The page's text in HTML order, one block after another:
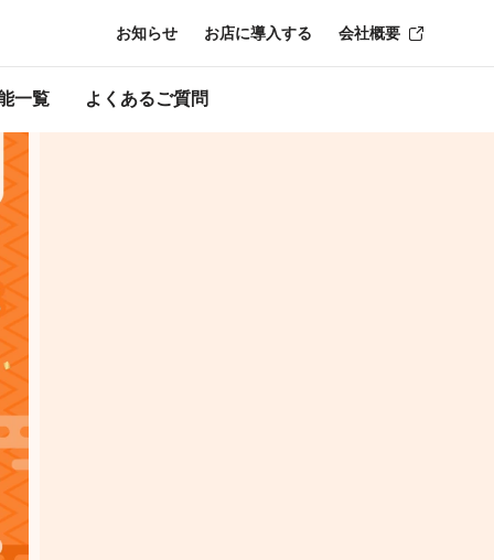
一覧 よくあるご質問
お知らせ お店に導入する 会社概要